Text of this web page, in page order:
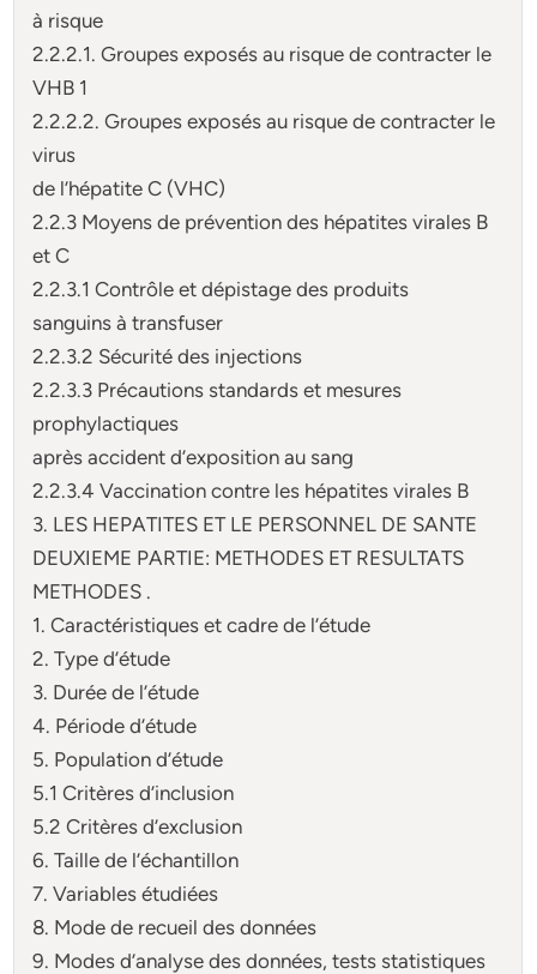
à risque
2.2.2.1. Groupes exposés au risque de contracter le
VHB 1
2.2.2.2. Groupes exposés au risque de contracter le
virus
de l’hépatite C (VHC)
2.2.3 Moyens de prévention des hépatites virales B
et C
2.2.3.1 Contrôle et dépistage des produits
sanguins à transfuser
2.2.3.2 Sécurité des injections
2.2.3.3 Précautions standards et mesures
prophylactiques
après accident d’exposition au sang
2.2.3.4 Vaccination contre les hépatites virales B
3. LES HEPATITES ET LE PERSONNEL DE SANTE
DEUXIEME PARTIE: METHODES ET RESULTATS
METHODES .
1. Caractéristiques et cadre de l’étude
2. Type d’étude
3. Durée de l’étude
4. Période d’étude
5. Population d’étude
5.1 Critères d’inclusion
5.2 Critères d’exclusion
6. Taille de l’échantillon
7. Variables étudiées
8. Mode de recueil des données
9. Modes d’analyse des données, tests statistiques